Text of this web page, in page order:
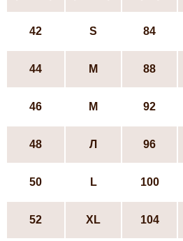
42 S 84
44 М 88
46 М 92
48 Л 96
50 L 100
52 ХL 104